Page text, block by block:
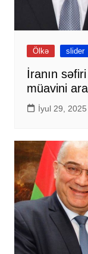
Ölkə slider
İranın
müavini
İyul 29,